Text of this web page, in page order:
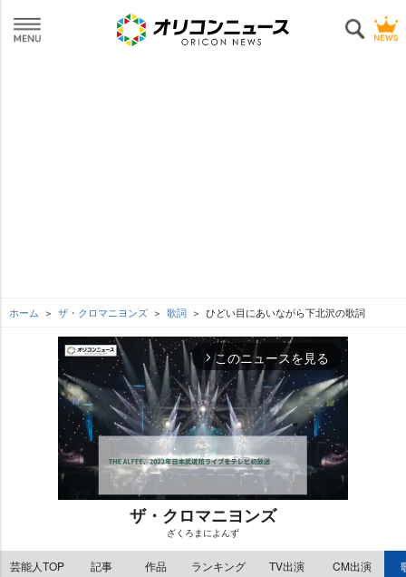
ホーム ザ・クロマニヨンズ 歌詞 ひどい目にあいながら下北沢の歌詞
arrow_forward_ios このニュースを見る
M
u
ザ・クロマニヨンズ
ざくろまによんず
芸能人TOP 記事 作品 ランキング TV出演 CM出演